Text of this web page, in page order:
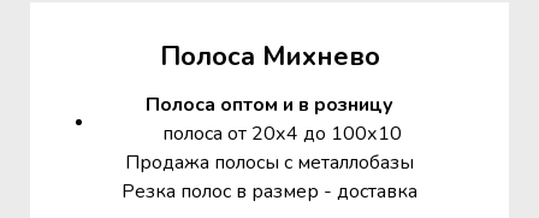
Полоса Михнево
Полоса оптом и в розницу
полоса от 20х4 до 100х10
Продажа полосы с металлобазы
Резка полос в размер - доставка